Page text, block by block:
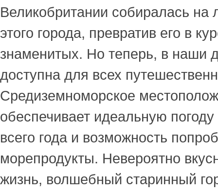
Великобритании собиралась на
этого города, превратив его в
знаменитых. Но теперь, в наши
доступна для всех
Средиземноморское
обеспечивает идеальную
всего года и возможность
морепродукты. Невероятно
жизнь, волшебный старинный